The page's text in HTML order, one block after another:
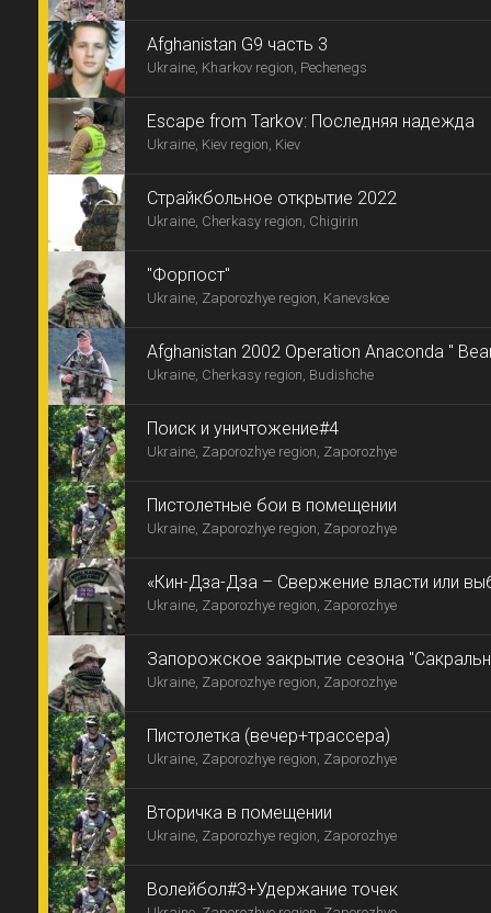
Afghanistan G9 часть 3
Ukraine, Kharkov region, Pechenegs
Escape from Tarkov: Последняя надежда
Ukraine, Kiev region, Kiev
Страйкбольное открытие 2022
Ukraine, Cherkasy region, Chigirin
"Форпост"
Ukraine, Zaporozhye region, Kanevskoe
Afghanistan 2002 Operation Anaconda "
Ukraine, Cherkasy region, Budishche
Поиск и уничтожение#4
Ukraine, Zaporozhye region, Zaporozhye
Пистолетные бои в помещении
Ukraine, Zaporozhye region, Zaporozhye
«Кин-Дза-Дза – Свержение власти или
Ukraine, Zaporozhye region, Zaporozhye
Запорожское закрытие сезона
Ukraine, Zaporozhye region, Zaporozhye
Пистолетка (вечер+трассера)
Ukraine, Zaporozhye region, Zaporozhye
Вторичка в помещении
Ukraine, Zaporozhye region, Zaporozhye
Волейбол#3+Удержание точек